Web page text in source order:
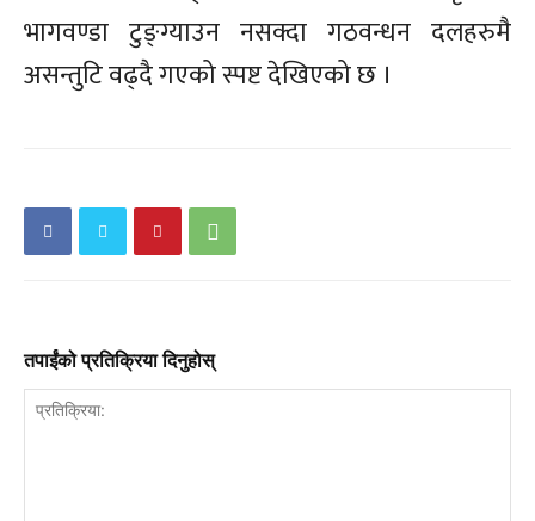
भागवण्डा टुङ्ग्याउन नसक्दा गठवन्धन दलहरुमै
असन्तुटि वढ्दै गएको स्पष्ट देखिएको छ ।
तपाईंको प्रतिक्रिया दिनुहोस्